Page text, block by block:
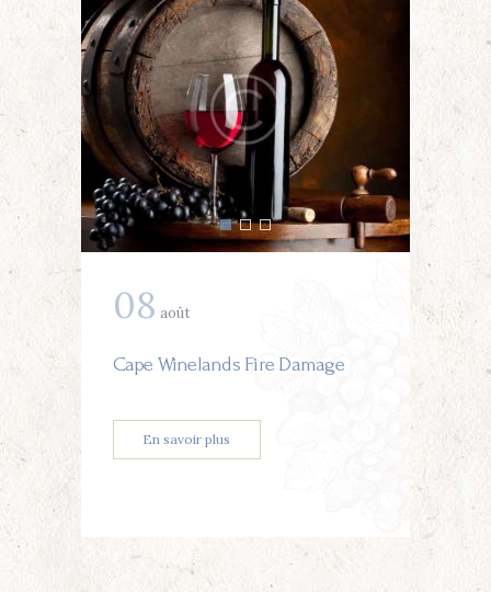
08 août
Cape Winelands Fire Damage
En savoir plus